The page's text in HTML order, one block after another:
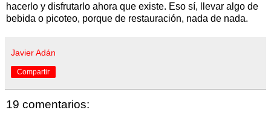
hacerlo y disfrutarlo ahora que existe. Eso sí, llevar algo de
bebida o picoteo, porque de restauración, nada de nada.
Javier Adán
Compartir
19 comentarios: